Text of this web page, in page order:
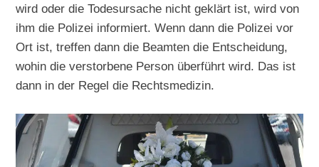
wird oder die Todesursache nicht geklärt ist, wird von
ihm die Polizei informiert. Wenn dann die Polizei vor
Ort ist, treffen dann die Beamten die Entscheidung,
wohin die verstorbene Person überführt wird. Das ist
dann in der Regel die Rechtsmedizin.